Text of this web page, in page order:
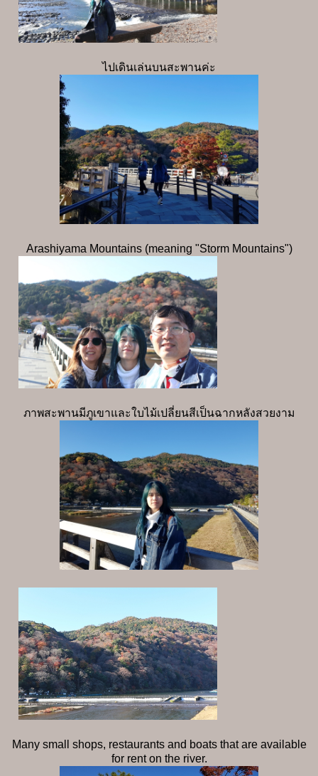
ไปเดินเล่นบนสะพานค่ะ
Arashiyama Mountains (meaning "Storm Mountains")
ภาพสะพานมีภูเขาและใบไม้เปลี่ยนสีเป็นฉากหลังสวยงาม
Many small shops, restaurants and boats that are available
for rent on the river.